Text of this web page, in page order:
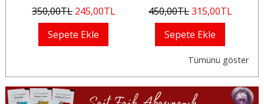
350,00TL 245,00TL
Sepete Ekle
450,00TL315,00TL
Sepete Ekle
Tümünü göster